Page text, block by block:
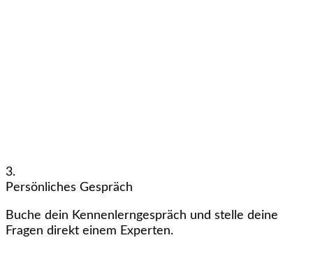
3.
Persönliches Gespräch
Buche dein Kennenlerngespräch und stelle deine
Fragen direkt einem Experten.